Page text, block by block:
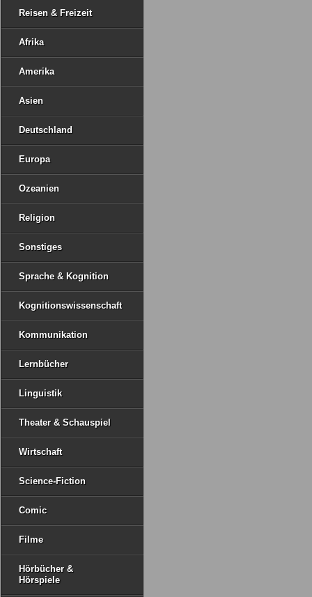
Reisen & Freizeit
Afrika
Amerika
Asien
Deutschland
Europa
Ozeanien
Religion
Sonstiges
Sprache & Kognition
Kognitionswissenschaft
Kommunikation
Lernbücher
Linguistik
Theater & Schauspiel
Wirtschaft
Science-Fiction
Comic
Filme
Hörbücher &
Hörspiele